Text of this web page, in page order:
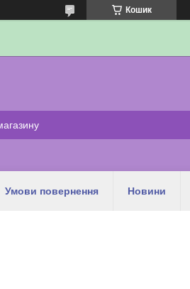
Кошик
Умови повернення Новини